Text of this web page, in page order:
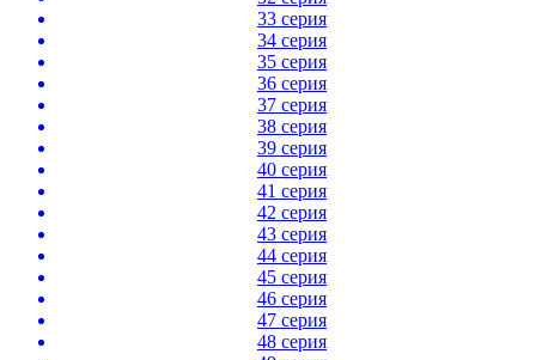
33 серия
34 серия
35 серия
36 серия
37 серия
38 серия
39 серия
40 серия
41 серия
42 серия
43 серия
44 серия
45 серия
46 серия
47 серия
48 серия